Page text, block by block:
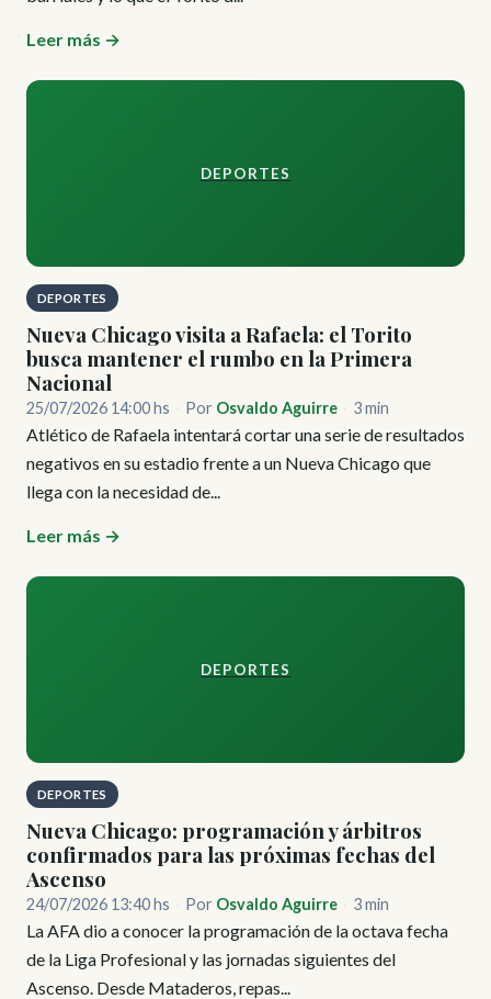
Leer más →
DEPORTES
DEPORTES
Nueva Chicago visita a Rafaela: el Torito
busca mantener el rumbo en la Primera
Nacional
25/07/2026 14:00 hs Por Osvaldo Aguirre 3 min
Atlético de Rafaela intentará cortar una serie de resultados
negativos en su estadio frente a un Nueva Chicago que
llega con la necesidad de...
Leer más →
DEPORTES
DEPORTES
Nueva Chicago: programación y árbitros
confirmados para las próximas fechas del
Ascenso
24/07/2026 13:40 hs Por Osvaldo Aguirre 3 min
La AFA dio a conocer la programación de la octava fecha
de la Liga Profesional y las jornadas siguientes del
Ascenso. Desde Mataderos, repas...